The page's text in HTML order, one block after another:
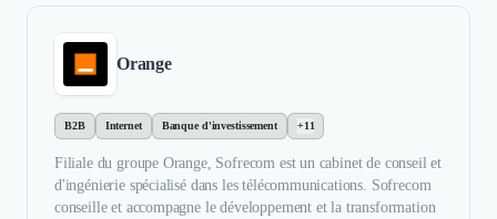
Orange
B2B Internet Banque d'investissement +11
Filiale du groupe Orange, Sofrecom est un cabinet de conseil et
d'ingénierie spécialisé dans les télécommunications. Sofrecom
conseille et accompagne le développement et la transformation